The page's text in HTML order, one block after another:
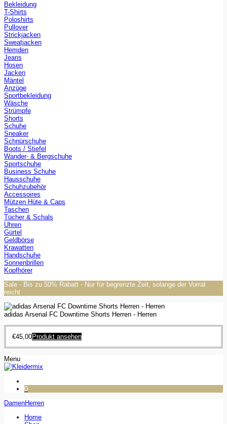
Bekleidung
T-Shirts
Poloshirts
Pullover
Strickjacken
Sweatjacken
Hemden
Jeans
Hosen
Jacken
Mäntel
Anzüge
Sportbekleidung
Wäsche
Strümpfe
Shorts
Schuhe
Sneaker
Schnürschuhe
Boots / Stiefel
Wander- & Bergschuhe
Sportschuhe
Business Schuhe
Hausschuhe
Schuhzubehör
Accessoires
Mützen Hüte & Caps
Taschen
Tücher & Schals
Uhren
Gürtel
Geldbörse
Krawatten
Handschuhe
Sonnenbrillen
Kopfhörer
Sale - Bis zu 50% Rabatt - Nur für begrenzte Zeit, solange der Vorrat
reicht
adidas Arsenal FC Downtime Shorts Herren - Herren
€45,00Produkt ansehen
Menu
0
DamenHerren
Home